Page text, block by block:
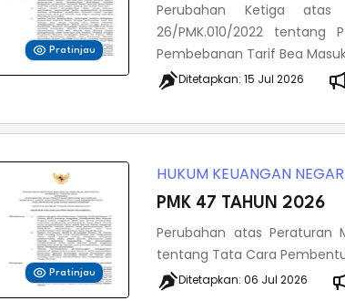
Pratinjau
Perubahan Ketiga atas
26/PMK.010/2022 tentang
Pembebanan Tarif Bea
Ditetapkan:15 Jul 2026
Pratinjau
HUKUM KEUANGAN
PMK 47 TAHUN 2026
Perubahan atas Peraturan
tentang Tata Cara
Ditetapkan:06 Jul 2026